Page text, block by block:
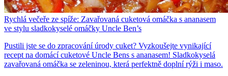
Rychlá večeře ze spíže: Zavařovaná cuketová omáčka s ananasem
ve stylu sladkokyselé omáčky Uncle Ben’s
Pustili jste se do zpracování úrody cuket? Vyzkoušejte vynikající
recept na domácí cuketové Uncle Bens s ananasem! Sladkokyselá
zavařovaná omáčka se zeleninou, která perfektně doplní rýži i maso.